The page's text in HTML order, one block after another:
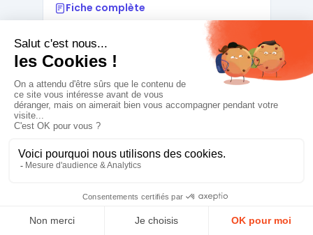
Fiche complète
ANETYS
Intègre des solutions IT et
cybersécurité pour entreprises
Contacter
ANETYS est une société par actions
2001, spécialisée comme intégrateur
solutions IT et positionnée parmi les
Membre du groupe Nextedia, ANETYS
accompagne les entreprises dans la